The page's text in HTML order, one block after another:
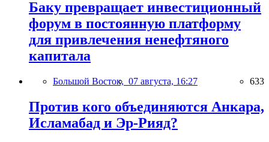
Баку превращает инвестиционный
форум в постоянную платформу
для привлечения ненефтяного
капитала
Большой Восток, 07 августа, 16:27 633
Против кого объединяются Анкара,
Исламабад и Эр-Рияд?